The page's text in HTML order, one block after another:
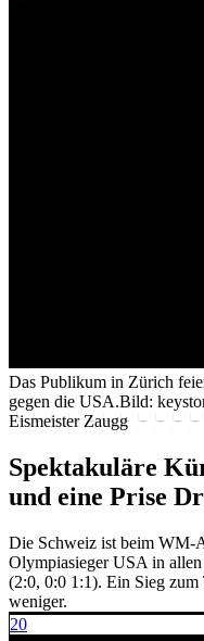
Das Publikum in Zürich
gegen die USA.Bild:
Eismeister Zaugg
Spektakuläre
und eine Prise
Die Schweiz ist beim WM-
Olympiasieger USA in
(2:0, 0:0 1:1). Ein Sieg
weniger.
20